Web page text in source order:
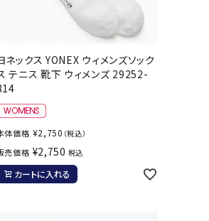
ソックス
ボール（テニス）
ジュアル
ニット帽・ビーニー
その他キャップ
gol. GOSEN
JFIT
ネックス YONEX ウィメンズソック
テニス 靴下 ウィメンズ 29252-
体価格 ¥2,750 （税込）
売価格 ¥2,750 税込
カートに入れる